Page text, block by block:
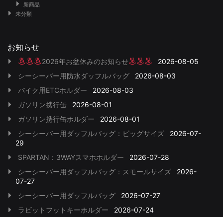
新商品
未分類
お知らせ
2026年お盆休みのお知らせ
2026-08-05
シーシーバー用防水ダッフルバッグ
2026-08-03
バイク用ETCホルダー
2026-08-03
ガソリン携行缶
2026-08-01
ガソリン携行缶ホルダー
2026-08-01
シーシーバー用ダッフルバッグ：ビッグサイズ
2026-07-
29
SPARTAN：3WAYスマホホルダー
2026-07-28
シーシーバー用ダッフルバッグ：スモールサイズ
2026-
07-27
シーシーバー用ダッフルバッグ
2026-07-27
ラビットフットキーホルダー
2026-07-24